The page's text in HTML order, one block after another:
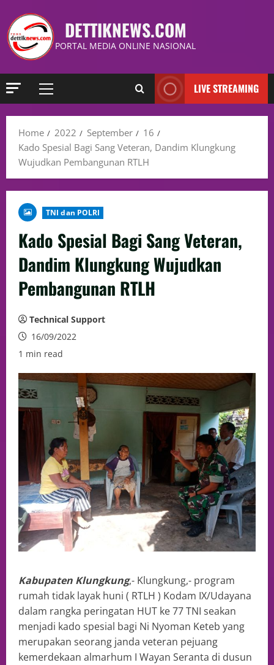
DETTIKNEWS.COM
PORTAL MEDIA ONLINE NASIONAL
LIVE STREAMING
Home 2022 September
16
Kado Spesial Bagi Sang Veteran, Dandim Klungkung
Wujudkan Pembangunan RTLH
TNI dan POLRI
Kado Spesial Bagi Sang Veteran,
Dandim Klungkung Wujudkan
Pembangunan RTLH
Technical Support
16/09/2022
1 min read
Kabupaten Klungkung,- Klungkung,- program
rumah tidak layak huni ( RTLH ) Kodam IX/Udayana
dalam rangka peringatan HUT ke 77 TNI seakan
menjadi kado spesial bagi Ni Nyoman Keteb yang
merupakan seorang janda veteran pejuang
kemerdekaan almarhum I Wayan Seranta di dusun